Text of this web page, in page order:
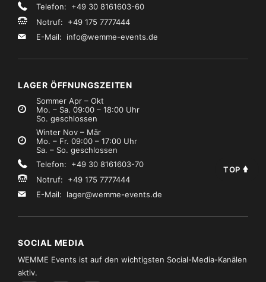
Telefon: +49 30 8161603-60
Notruf: +49 175 7777444
E-Mail: info@wemme-events.de
LAGER ÖFFNUNGSZEITEN
Sommer Apr – Okt
Mo. – Sa. 09:00 – 18:00 Uhr
So. geschlossen
Winter Nov – Mär
Mo. – Fr. 09:00 – 17:00 Uhr
Sa. – So. geschlossen
Telefon: +49 30 8161603-70
Notruf: +49 175 7777444
E-Mail: lager@wemme-events.de
SOCIAL MEDIA
WEMME Events ist auf den wichtigsten Social-Media-Kanälen
aktiv.
TOP